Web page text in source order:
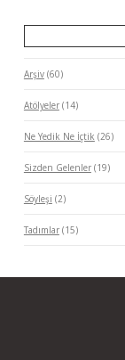
Arşiv(60)
Atölyeler(14)
Ne Yedik Ne İçtik (26)
Sizden Gelenler(19)
Söyleşi (2)
Tadımlar(15)